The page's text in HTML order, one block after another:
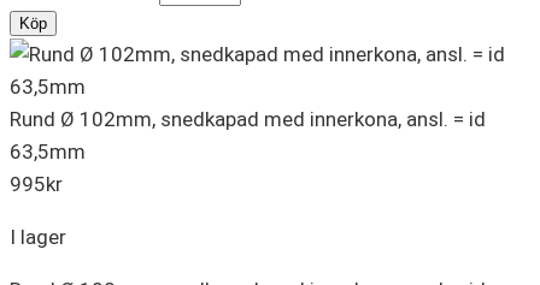
Köp
Rund Ø 102mm, snedkapad med innerkona, ansl. = id
63,5mm
995kr
I lager